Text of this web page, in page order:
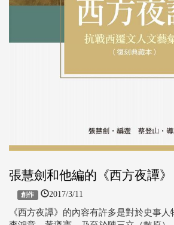
張慧劍和他編的《西方夜譚》
創作 2017/3/11
《西方夜譚》的內容有許多是對於史事